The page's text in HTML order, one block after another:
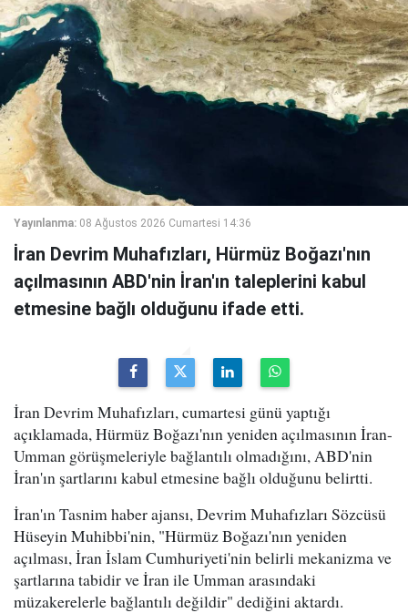
Yayınlanma: 08 Ağustos 2026 Cumartesi 14:36
İran Devrim Muhafızları, Hürmüz Boğazı'nın
açılmasının ABD'nin İran'ın taleplerini kabul
etmesine bağlı olduğunu ifade etti.
İran Devrim Muhafızları, cumartesi günü yaptığı
açıklamada, Hürmüz Boğazı'nın yeniden açılmasının İran-
Umman görüşmeleriyle bağlantılı olmadığını, ABD'nin
İran'ın şartlarını kabul etmesine bağlı olduğunu belirtti.
İran'ın Tasnim haber ajansı, Devrim Muhafızları Sözcüsü
Hüseyin Muhibbi'nin, "Hürmüz Boğazı'nın yeniden
açılması, İran İslam Cumhuriyeti'nin belirli mekanizma ve
şartlarına tabidir ve İran ile Umman arasındaki
müzakerelerle bağlantılı değildir" dediğini aktardı.